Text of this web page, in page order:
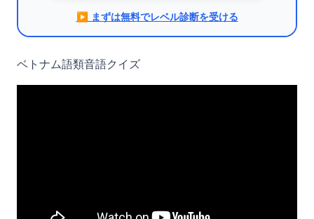
▶︎ まずは無料でレベル診断を受ける
ベトナム語類音語クイズ